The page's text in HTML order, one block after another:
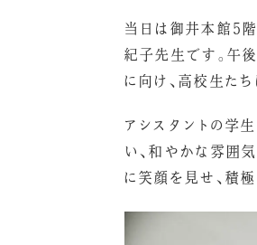
当日は御井本館5
紀子先生です。午
に向け、高校生た
アシスタントの学
い、和やかな雰囲
に笑顔を見せ、積